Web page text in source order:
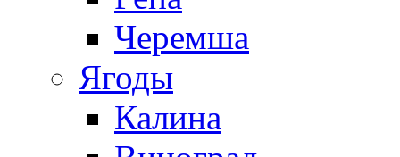
Черемша
Ягоды
Калина